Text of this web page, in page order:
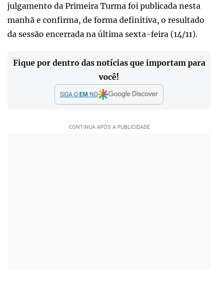
julgamento da Primeira Turma foi publicada nesta
manhã e confirma, de forma definitiva, o resultado
da sessão encerrada na última sexta-feira (14/11).
Fique por dentro das notícias que importam para
você!
SIGA O EM NO